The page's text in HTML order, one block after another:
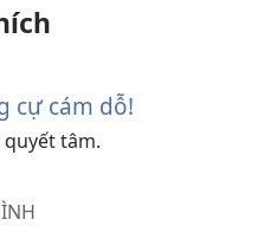
cự cám dỗ!
quyết tâm.